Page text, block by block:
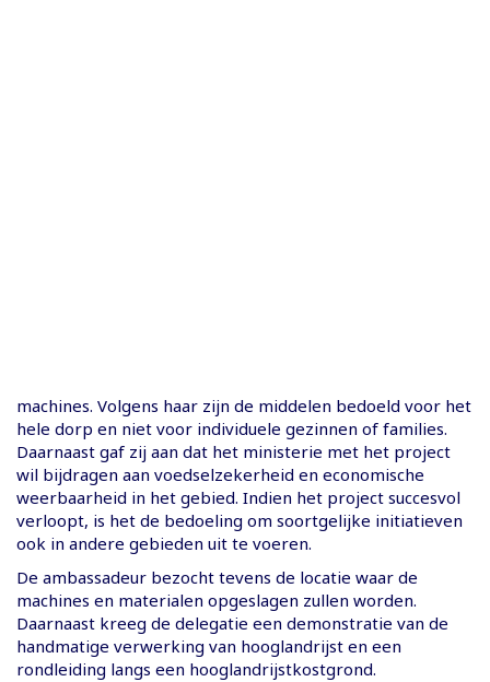
machines. Volgens haar zijn de middelen bedoeld voor het
hele dorp en niet voor individuele gezinnen of families.
Daarnaast gaf zij aan dat het ministerie met het project
wil bijdragen aan voedselzekerheid en economische
weerbaarheid in het gebied. Indien het project succesvol
verloopt, is het de bedoeling om soortgelijke initiatieven
ook in andere gebieden uit te voeren.
De ambassadeur bezocht tevens de locatie waar de
machines en materialen opgeslagen zullen worden.
Daarnaast kreeg de delegatie een demonstratie van de
handmatige verwerking van hooglandrijst en een
rondleiding langs een hooglandrijstkostgrond.